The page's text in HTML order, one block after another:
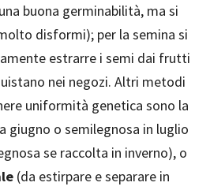
buona germinabilità, ma si
disformi); per la semina si
estrarre i semi dai frutti
nei negozi. Altri metodi
uniformità genetica sono la
giugno o semilegnosa in luglio
se raccolta in inverno), o
(da estirpare e separare in